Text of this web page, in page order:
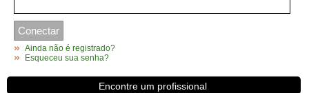
Ainda não é registrado?
Esqueceu sua senha?
Encontre um profissional